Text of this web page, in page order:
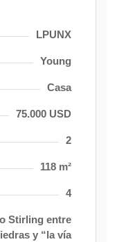
LPUNX
Young
Casa
75.000 USD
2
118 m²
4
Stirling entre
y “la vía